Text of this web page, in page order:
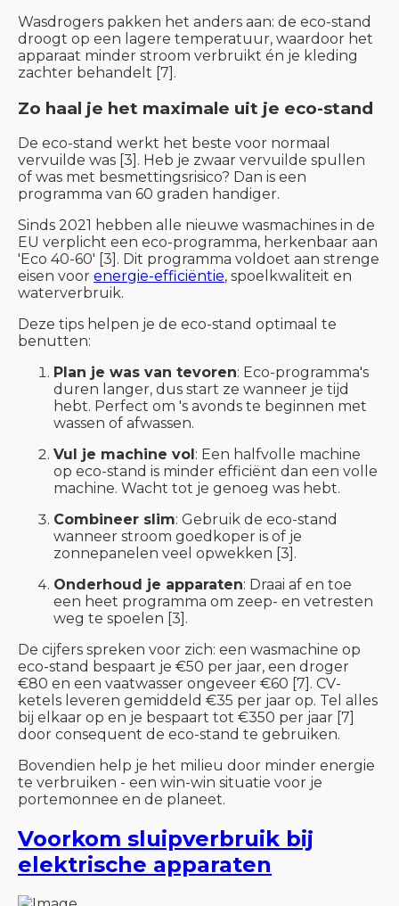
Wasdrogers pakken het anders aan: de eco-stand
droogt op een lagere temperatuur, waardoor het
apparaat minder stroom verbruikt én je kleding
zachter behandelt [7].
Zo haal je het maximale uit je eco-stand
De eco-stand werkt het beste voor normaal
vervuilde was [3]. Heb je zwaar vervuilde spullen
of was met besmettingsrisico? Dan is een
programma van 60 graden handiger.
Sinds 2021 hebben alle nieuwe wasmachines in de
EU verplicht een eco-programma, herkenbaar aan
'Eco 40-60' [3]. Dit programma voldoet aan strenge
eisen voor energie-efficiëntie, spoelkwaliteit en
waterverbruik.
Deze tips helpen je de eco-stand optimaal te
benutten:
Plan je was van tevoren: Eco-programma's
duren langer, dus start ze wanneer je tijd
hebt. Perfect om 's avonds te beginnen met
wassen of afwassen.
Vul je machine vol : Een halfvolle machine
op eco-stand is minder efficiënt dan een volle
machine. Wacht tot je genoeg was hebt.
Combineer slim: Gebruik de eco-stand
wanneer stroom goedkoper is of je
zonnepanelen veel opwekken [3].
Onderhoud je apparaten: Draai af en toe
een heet programma om zeep- en vetresten
weg te spoelen [3].
De cijfers spreken voor zich: een wasmachine op
eco-stand bespaart je €50 per jaar, een droger
€80 en een vaatwasser ongeveer €60 [7]. CV-
ketels leveren gemiddeld €35 per jaar op. Tel alles
bij elkaar op en je bespaart tot €350 per jaar [7]
door consequent de eco-stand te gebruiken.
Bovendien help je het milieu door minder energie
te verbruiken - een win-win situatie voor je
portemonnee en de planeet.
Voorkom sluipverbruik bij
elektrische apparaten